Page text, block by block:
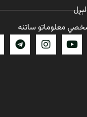
معلوماتو ساتنه